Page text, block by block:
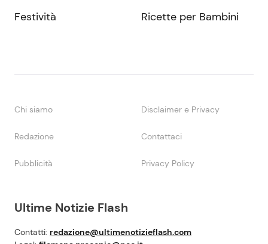
Ultime Notizie Flash
Contatti: redazione@ultimenotizieflash.com
Festività Ricette per Bambini
Chi siamo Disclaimer e Privacy
Redazione Contattaci
Pubblicità Privacy Policy